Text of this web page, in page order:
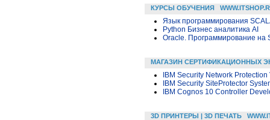
КУРСЫ ОБУЧЕНИЯ
Язык программирования
Python Бизнес аналитика AI
Oracle. Программирование на
МАГАЗИН СЕРТИФИКАЦИОННЫХ
IBM Security Network
IBM Security SiteProtector
IBM Cognos 10 Controller
3D ПРИНТЕРЫ | 3D ПЕЧАТЬ